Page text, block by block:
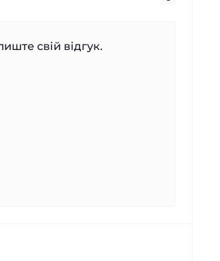
свій відгук.